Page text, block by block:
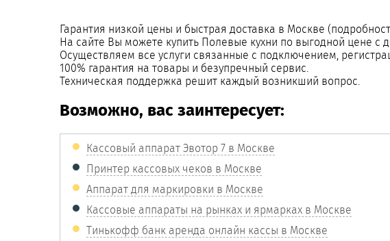
Гарантия низкой цены и быстрая доставка в Москве
На сайте Вы можете купить Полевые кухни по выгодной цене с
Осуществляем все услуги связанные с подключением,
100% гарантия на товары и безупречный сервис.
Техническая поддержка решит каждый возникший вопрос.
Возможно, вас заинтересует:
Кассовый аппарат Эвотор 7 в Москве
Принтер кассовых чеков в Москве
Аппарат для маркировки в Москве
Кассовые аппараты на рынках и ярмарках в Москве
Тинькофф банк аренда онлайн кассы в Москве